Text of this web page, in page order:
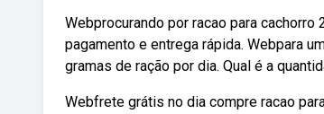
Webprocurando por racao para
pagamento e entrega rápida. Webpara
gramas de ração por dia. Qual é a
Webfrete grátis no dia compre racao